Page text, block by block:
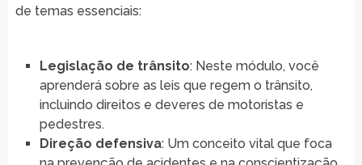
de temas essenciais:
Legislação de trânsito: Neste módulo, você
aprenderá sobre as leis que regem o trânsito,
incluindo direitos e deveres de motoristas e
pedestres.
Direção defensiva: Um conceito vital que foca